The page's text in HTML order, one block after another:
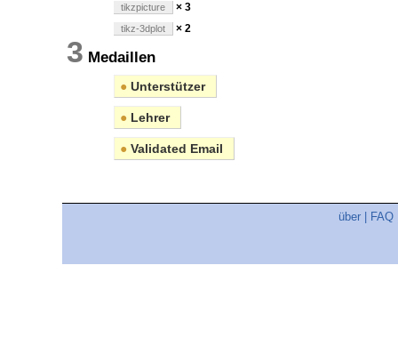
tikzpicture × 3
tikz-3dplot × 2
3 Medaillen
● Unterstützer
● Lehrer
● Validated Email
über FAQ